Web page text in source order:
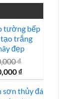
tường bếp
trắng
đẹp
₫
₫Giá
hiện
tại
sơn thủy đá